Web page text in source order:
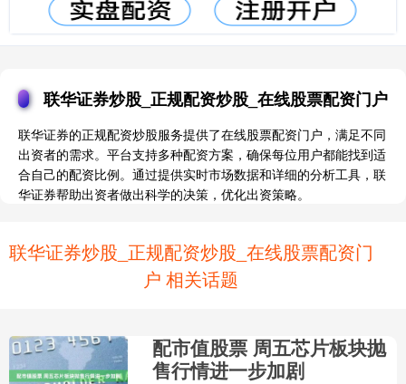
联华证券炒股_正规配资炒股_在线股票配资门户
联华证券的正规配资炒股服务提供了在线股票配资门户，满足不同
出资者的需求。平台支持多种配资方案，确保每位用户都能找到适
合自己的配资比例。通过提供实时市场数据和详细的分析工具，联
华证券帮助出资者做出科学的决策，优化出资策略。
联华证券炒股_正规配资炒股_在线股票配资门
户 相关话题
配市值股票 周五芯片板块抛
售行情进一步加剧